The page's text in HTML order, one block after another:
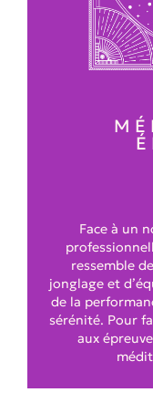
Face à un
ressemble
jonglage et
de la
sérénité. Pour
aux